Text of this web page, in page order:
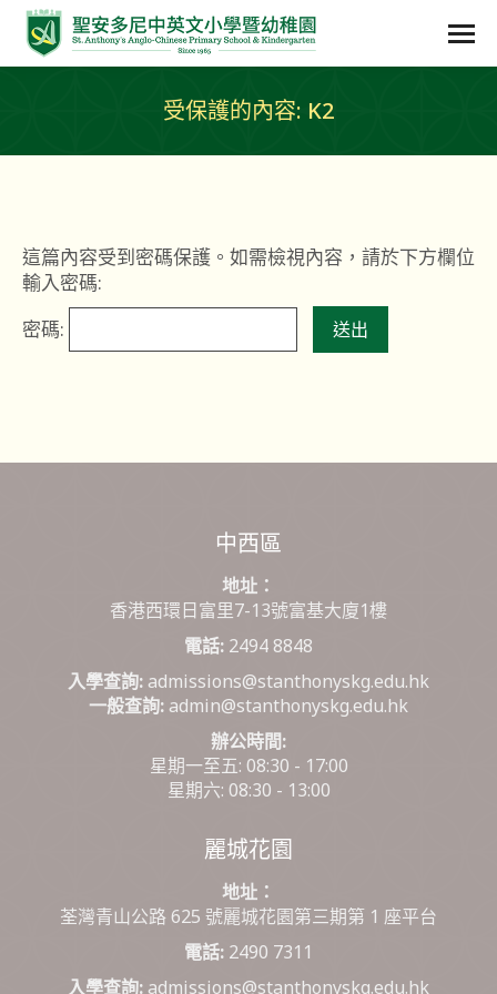
受保護的內容: K2
這篇內容受到密碼保護。如需檢視內容，請於下方欄位
輸入密碼:
密碼:
中西區
地址：
香港西環日富里7-13號富基大廈1樓
電話: 2494 8848
入學查詢:admissions@stanthonyskg.edu.hk
一般查詢:admin@stanthonyskg.edu.hk
辦公時間:
星期一至五: 08:30 - 17:00
星期六: 08:30 - 13:00
麗城花園
地址：
荃灣青山公路 625 號麗城花園第三期第 1 座平台
電話: 2490 7311
入學查詢:admissions@stanthonyskg.edu.hk